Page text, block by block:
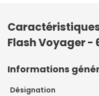
Flash Voyager -
Informations
Désignation